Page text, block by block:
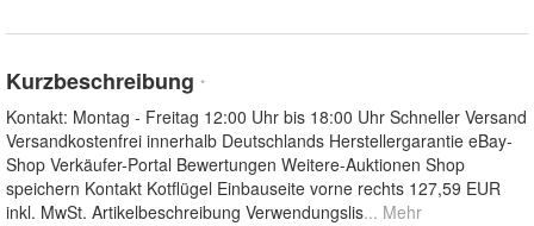
Kurzbeschreibung *
Kontakt: Montag - Freitag 12:00 Uhr bis 18:00 Uhr Schneller Versand
Versandkostenfrei innerhalb Deutschlands Herstellergarantie eBay-
Shop Verkäufer-Portal Bewertungen Weitere-Auktionen Shop
speichern Kontakt Kotflügel Einbauseite vorne rechts 127,59 EUR
inkl. MwSt. Artikelbeschreibung Verwendungslis... Mehr